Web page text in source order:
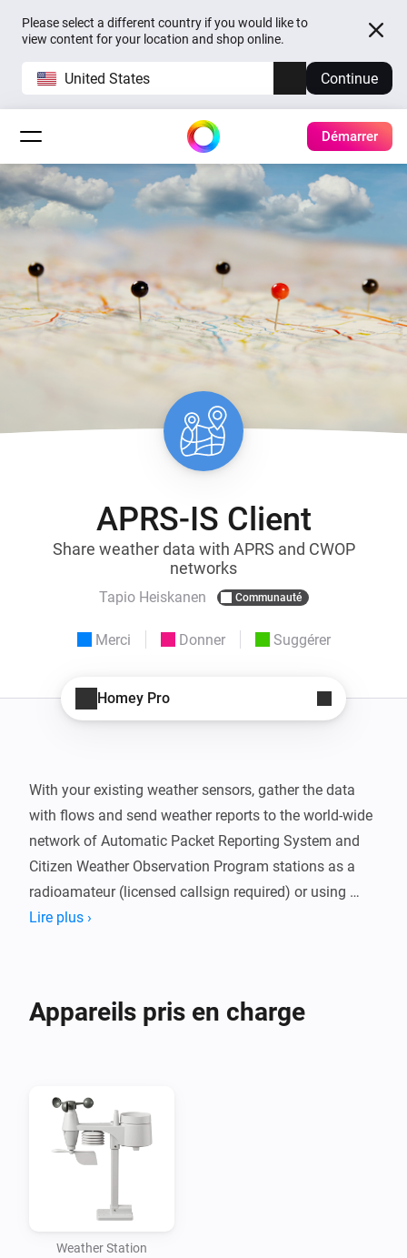
Please select a different country if you would like to
view content for your location and shop online.
United States Continue
Démarrer
APRS-IS Client
Share weather data with APRS and CWOP
networks
Tapio Heiskanen Communauté
Merci Donner Suggérer
Homey Pro
With your existing weather sensors, gather the data
with flows and send weather reports to the world-wide
network of Automatic Packet Reporting System and
Citizen Weather Observation Program stations as a
radioamateur (licensed callsign required) or using
Citizen Weather Observation Program (CWOP free
weather station's geolocation and published to the
Lire plus ›
Appareils pris en charge
Weather Station